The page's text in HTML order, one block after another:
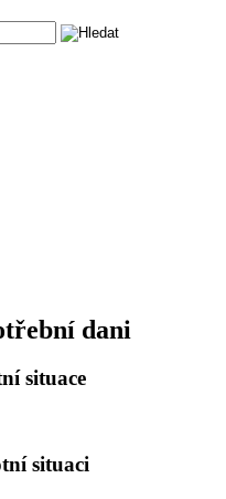
dani
situace
situaci